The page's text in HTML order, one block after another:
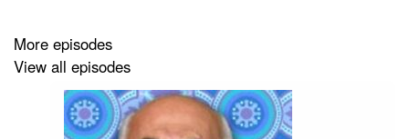
More episodes
View all episodes